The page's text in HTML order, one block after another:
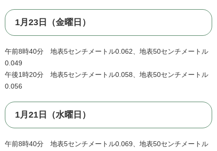
1月23日（金曜日）
午前8時40分 地表5センチメートル0.062、地表50センチメートル
0.049
午後1時20分 地表5センチメートル0.058、地表50センチメートル
0.056
1月21日（水曜日）
午前8時40分 地表5センチメートル0.069、地表50センチメートル